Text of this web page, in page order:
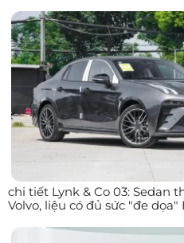
chi tiết Lynk & Co 03: Sedan
Volvo, liệu có đủ sức "đe dọa"